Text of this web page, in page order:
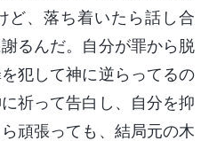
ど、落ち着いたら話し合
るんだ。自分が罪から脱
犯して神に逆らってるの
祈って告白し、自分を抑
頑張っても、結局元の木